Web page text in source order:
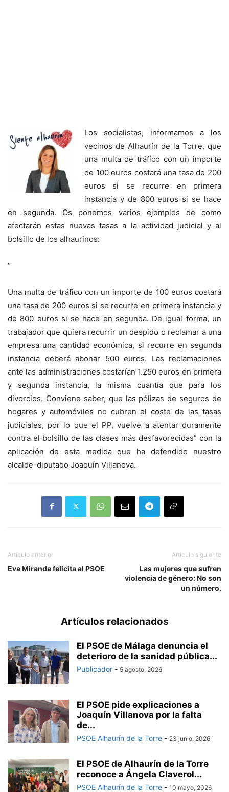
Los socialistas, informamos a los
vecinos de Alhaurín de la Torre, que
una multa de tráfico con un importe
de 100 euros costará una tasa de 200
euros si se recurre en primera
instancia y de 800 euros si se hace
en segunda. Os ponemos varios ejemplos de como
afectarán estas nuevas tasas a la actividad judicial y al
bolsillo de los alhaurinos:
‘’
Una multa de tráfico con un importe de 100 euros costará
una tasa de 200 euros si se recurre en primera instancia y
de 800 euros si se hace en segunda. De igual forma, un
trabajador que quiera recurrir un despido o reclamar a una
empresa una cantidad económica, si recurre en segunda
instancia deberá abonar 500 euros. Las reclamaciones
ante las administraciones costarían 1.250 euros en primera
y segunda instancia, la misma cuantía que para los
divorcios. Conviene saber, que las pólizas de seguros de
hogares y automóviles no cubren el coste de las tasas
judiciales, por lo que el PP, vuelve a atentar duramente
contra el bolsillo de las clases más desfavorecidas” con la
aplicación de esta medida que ha defendido nuestro
alcalde-diputado Joaquín Villanova.
Artículo anterior
Eva Miranda felicita al PSOE
Artículo siguiente
Las mujeres que sufren
violencia de género: No son
un número.
Artículos relacionados
El PSOE de Málaga denuncia el
deterioro de la sanidad pública...
Publicador - 5 agosto, 2026
El PSOE pide explicaciones a
Joaquín Villanova por la falta
de...
PSOE Alhaurín de la Torre - 23 junio, 2026
El PSOE de Alhaurín de la Torre
reconoce a Ángela Claverol...
PSOE Alhaurín de la Torre - 10 mayo, 2026